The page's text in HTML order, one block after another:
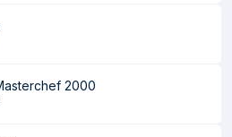
2000